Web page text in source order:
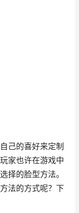
己的喜好来定制
家也许在游戏中
择的脸型方法。
法的方式呢？下